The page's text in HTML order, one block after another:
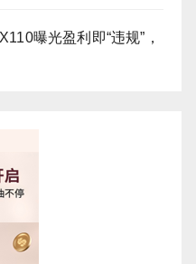
曝光盈利即“违规”，